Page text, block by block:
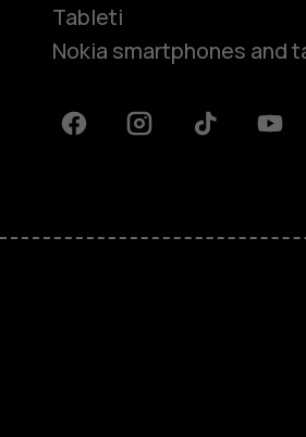
Tableti
Nokia smartphones and
FacebookInstagramTiktok